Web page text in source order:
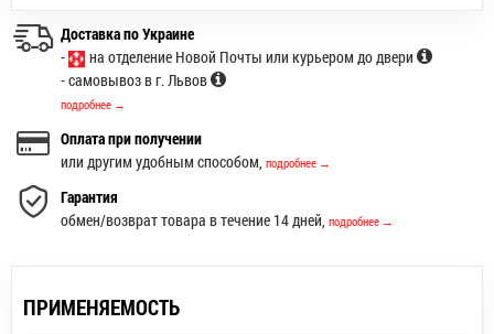
Доставка по Украине
-
на отделение Новой Почты или курьером до двери
- самовывоз в г. Львов
подробнее →
Оплата при получении
или другим удобным способом, подробнее →
Гарантия
обмен/возврат товара в течение 14 дней, подробнее →
ПРИМЕНЯЕМОСТЬ